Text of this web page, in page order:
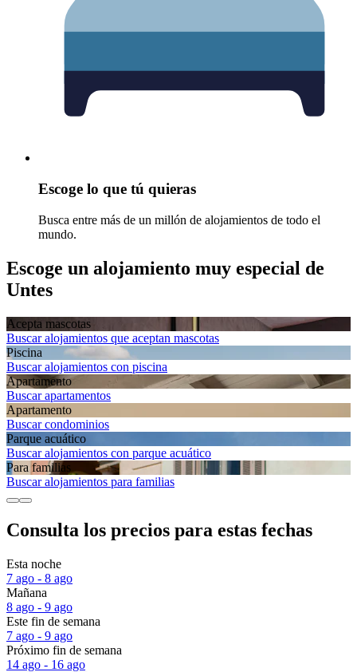
Escoge lo que tú quieras
Busca entre más de un millón de alojamientos de todo el
mundo.
Escoge un alojamiento muy especial de
Untes
Acepta mascotas
Buscar alojamientos que aceptan mascotas
Piscina
Buscar alojamientos con piscina
Apartamento
Buscar apartamentos
Apartamento
Buscar condominios
Parque acuático
Buscar alojamientos con parque acuático
Para familias
Buscar alojamientos para familias
Consulta los precios para estas fechas
Esta noche
7 ago - 8 ago
Mañana
8 ago - 9 ago
Este fin de semana
7 ago - 9 ago
Próximo fin de semana
14 ago - 16 ago